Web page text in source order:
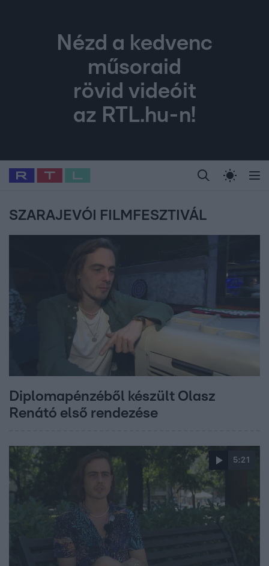
Nézd a kedvenc
műsoraid
rövid videóit
az RTL.hu-n!
Legfrissebb RTL Híradó Randi Celeb vagyok,
Babits Marcella Most Wanted Gallusz
SZARAJEVÓI FILMFESZTIVÁL
Diplomapénzéből készült Olasz
Renátó első rendezése
5:21